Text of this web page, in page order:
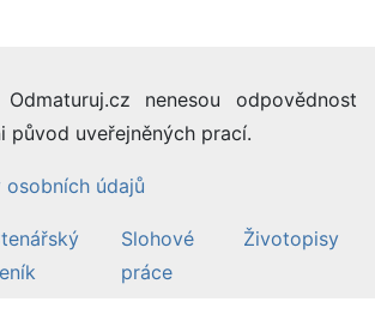
nenesou odpovědnost
původ uveřejněných prací.
osobních údajů
Slohové
práce
Životopisy